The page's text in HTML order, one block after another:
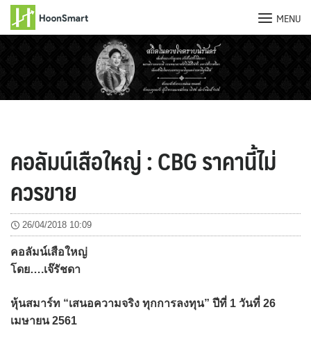
MENU
คอลัมน์เสือใหญ่ : CBG ราคานี้ไม่
ควรขาย
26/04/2018 10:09
คอลัมน์เสือใหญ่
โดย….เจ๊รัชดา
หุ้นสมาร์ท “เสนอความจริง ทุกการลงทุน” ปีที่ 1 วันที่ 26
เมษายน 2561